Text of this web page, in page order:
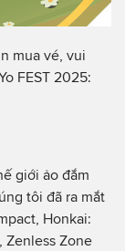
mua vé, vui
FEST 2025:
giới ảo đắm
tôi đã ra mắt
Honkai:
Zenless Zone